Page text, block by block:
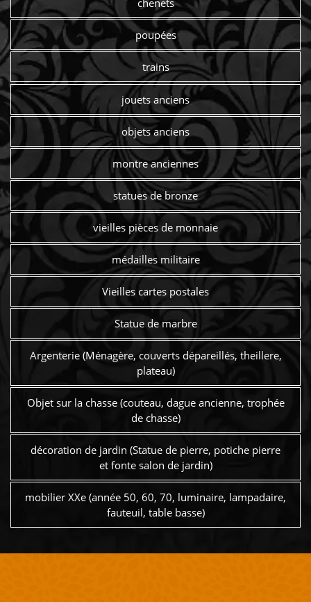
chenets
poupées
trains
jouets anciens
objets anciens
montre anciennes
statues de bronze
vieilles pièces de monnaie
médailles militaire
Vieilles cartes postales
Statue de marbre
Argenterie (Ménagère, couverts dépareillés, theillere,
plateau)
Objet sur la chasse (couteau, dague ancienne, trophée
de chasse)
décoration de jardin (Statue de pierre, potiche pierre
et fonte salon de jardin)
mobilier XXe (année 50, 60, 70, luminaire, lampadaire,
fauteuil, table basse)